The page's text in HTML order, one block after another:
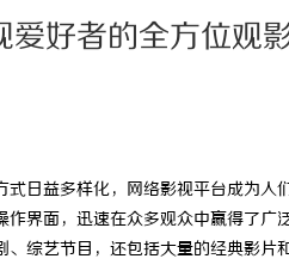
好者的全方位观
日益多样化，网络影视平台成为人
界面，迅速在众多观众中赢得了广
综艺节目，还包括大量的经典影片